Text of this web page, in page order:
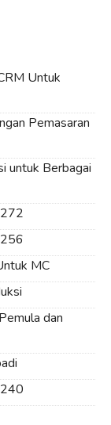
Untuk
Pemasaran
untuk Berbagai
MC
dan